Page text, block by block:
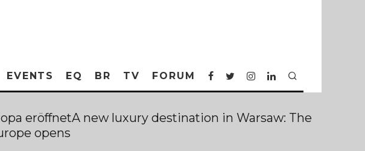
EVENTS EQ BR TV FORUM
eröffnetA new luxury destination in Warsaw: The
opens